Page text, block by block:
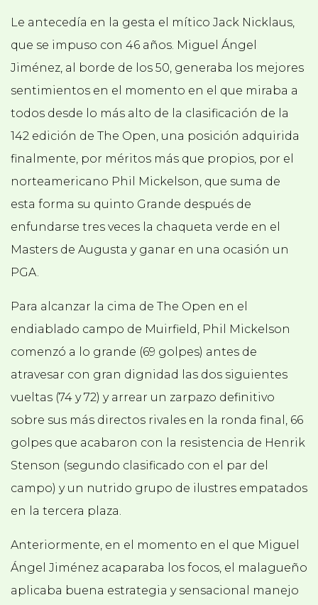
Le antecedía en la gesta el mítico Jack Nicklaus,
que se impuso con 46 años. Miguel Ángel
Jiménez, al borde de los 50, generaba los mejores
sentimientos en el momento en el que miraba a
todos desde lo más alto de la clasificación de la
142 edición de The Open, una posición adquirida
finalmente, por méritos más que propios, por el
norteamericano Phil Mickelson, que suma de
esta forma su quinto Grande después de
enfundarse tres veces la chaqueta verde en el
Masters de Augusta y ganar en una ocasión un
PGA.
Para alcanzar la cima de The Open en el
endiablado campo de Muirfield, Phil Mickelson
comenzó a lo grande (69 golpes) antes de
atravesar con gran dignidad las dos siguientes
vueltas (74 y 72) y arrear un zarpazo definitivo
sobre sus más directos rivales en la ronda final, 66
golpes que acabaron con la resistencia de Henrik
Stenson (segundo clasificado con el par del
campo) y un nutrido grupo de ilustres empatados
en la tercera plaza.
Anteriormente, en el momento en el que Miguel
Ángel Jiménez acaparaba los focos, el malagueño
aplicaba buena estrategia y sensacional manejo